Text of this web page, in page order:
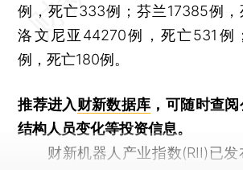
例，死亡333例；芬兰17385例
洛文尼亚44270例，死亡531例
例，死亡180例。
推荐进入财新数据库 ，可随时查
结构人员变化等投资信息。
财新机器人产业指数(RII)已发